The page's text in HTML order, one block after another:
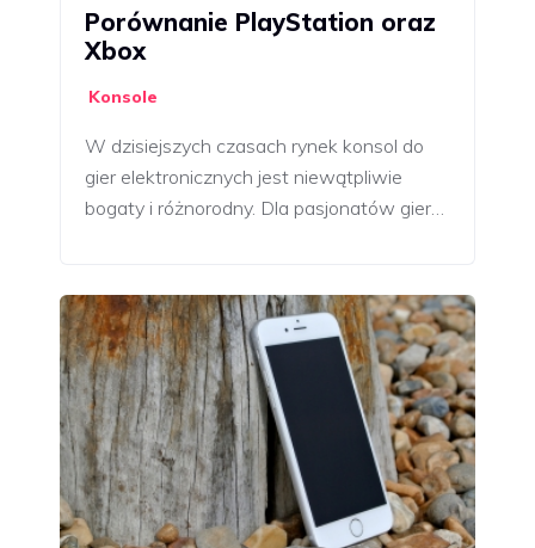
Porównanie PlayStation oraz
Xbox
Konsole
W dzisiejszych czasach rynek konsol do
gier elektronicznych jest niewątpliwie
bogaty i różnorodny. Dla pasjonatów gier…